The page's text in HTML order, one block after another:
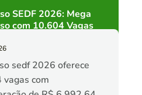
SEDF 2026: Mega
com 10.604 Vagas
sedf 2026 oferece
vagas com